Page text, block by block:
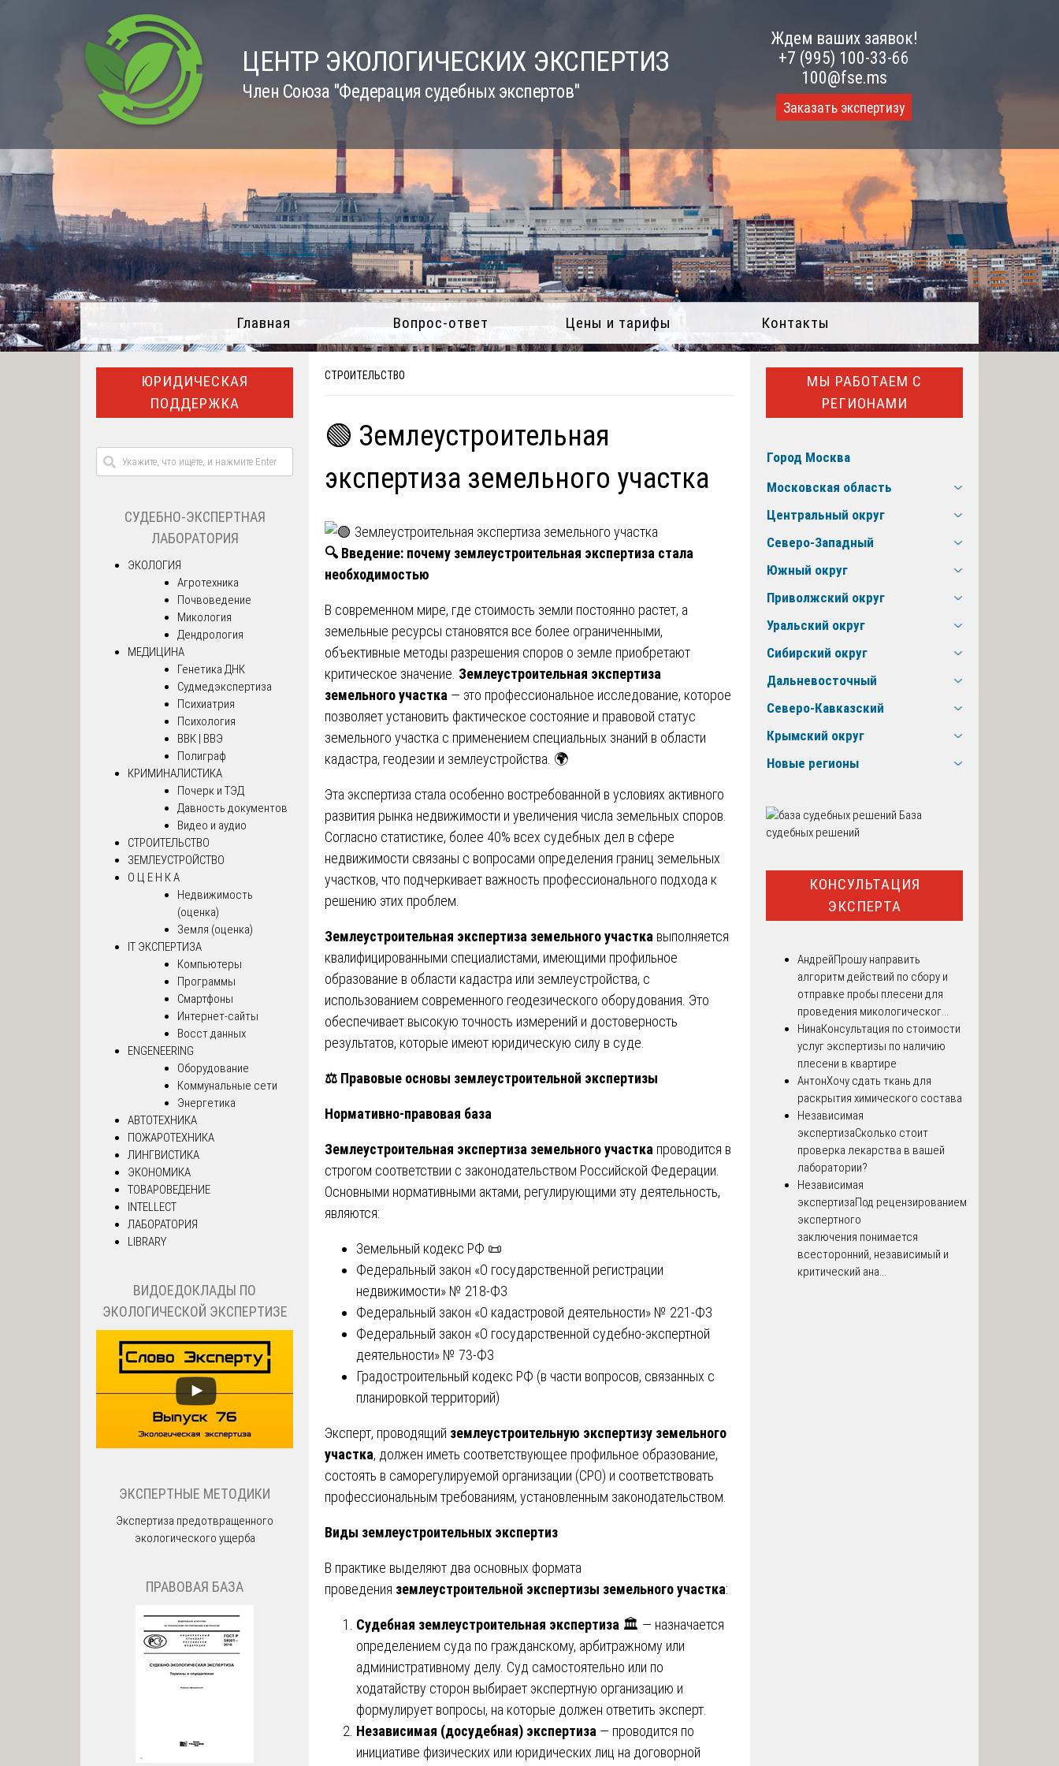
ЦЕНТР ЭКОЛОГИЧЕСКИХ ЭКСПЕРТИЗ
Член Союза "Федерация судебных экспертов"
Ждем ваших заявок!
+7 (995) 100-33-66
100@fse.ms
Заказать экспертизу
Главная Вопрос-ответ Цены и тарифы Контакты
СТРОИТЕЛЬСТВО
🟢 Землеустроительная
экспертиза земельного участка
🔍Введение: почему землеустроительная экспертиза стала
необходимостью
В современном мире, где стоимость земли постоянно растет, а
земельные ресурсы становятся все более ограниченными,
объективные методы разрешения споров о земле приобретают
критическое значение. Землеустроительная экспертиза
земельного участка — это профессиональное исследование, которое
позволяет установить фактическое состояние и правовой статус
земельного участка с применением специальных знаний в области
кадастра, геодезии и землеустройства. 🌍
Эта экспертиза стала особенно востребованной в условиях активного
развития рынка недвижимости и увеличения числа земельных споров.
Согласно статистике, более 40% всех судебных дел в сфере
недвижимости связаны с вопросами определения границ земельных
участков, что подчеркивает важность профессионального подхода к
решению этих проблем.
Землеустроительная экспертиза земельного участка выполняется
квалифицированными специалистами, имеющими профильное
образование в области кадастра или землеустройства, с
использованием современного геодезического оборудования. Это
обеспечивает высокую точность измерений и достоверность
результатов, которые имеют юридическую силу в суде.
⚖️ Правовые основы землеустроительной экспертизы
Нормативно-правовая база
Землеустроительная экспертиза земельного участка проводится в
строгом соответствии с законодательством Российской Федерации.
Основными нормативными актами, регулирующими эту деятельность,
являются:
Земельный кодекс РФ 📜
Федеральный закон «О государственной регистрации
недвижимости» № 218-ФЗ
Федеральный закон «О кадастровой деятельности» № 221-ФЗ
Федеральный закон «О государственной судебно-экспертной
деятельности» № 73-ФЗ
Градостроительный кодекс РФ (в части вопросов, связанных с
планировкой территорий)
Эксперт, проводящий землеустроительную экспертизу земельного
участка, должен иметь соответствующее профильное образование,
состоять в саморегулируемой организации (СРО) и соответствовать
профессиональным требованиям, установленным законодательством.
Виды землеустроительных экспертиз
В практике выделяют два основных формата
проведения землеустроительной экспертизы земельного участка:
Судебная землеустроительная экспертиза 🏛️ — назначается
определением суда по гражданскому, арбитражному или
административному делу. Суд самостоятельно или по
ходатайству сторон выбирает экспертную организацию и
формулирует вопросы, на которые должен ответить эксперт.
Независимая (досудебная) экспертиза — проводится по
инициативе физических или юридических лиц на договорной
ЮРИДИЧЕСКАЯ
ПОДДЕРЖКА
СУДЕБНО-ЭКСПЕРТНАЯ
ЛАБОРАТОРИЯ
ЭКОЛОГИЯ
Агротехника
Почвоведение
Микология
Дендрология
МЕДИЦИНА
Генетика ДНК
Судмедэкспертиза
Психиатрия
Психология
ВВК | ВВЭ
Полиграф
КРИМИНАЛИСТИКА
Почерк и ТЭД
Давность документов
Видео и аудио
СТРОИТЕЛЬСТВО
ЗЕМЛЕУСТРОЙСТВО
О Ц Е Н К А
Недвижимость
(оценка)
Земля (оценка)
IT ЭКСПЕРТИЗА
Компьютеры
Программы
Смартфоны
Интернет-сайты
Восст.данных
ENGENEERING
Оборудование
Коммунальные сети
Энергетика
АВТОТЕХНИКА
ПОЖАРОТЕХНИКА
ЛИНГВИСТИКА
ЭКОНОМИКА
ТОВАРОВЕДЕНИЕ
INTELLECT
ЛАБОРАТОРИЯ
LIBRARY
ВИДОЕДОКЛАДЫ ПО
ЭКОЛОГИЧЕСКОЙ ЭКСПЕРТИЗЕ
ЭКСПЕРТНЫЕ МЕТОДИКИ
Экспертиза предотвращенного
экологического ущерба
ПРАВОВАЯ БАЗА
МЫ РАБОТАЕМ С
РЕГИОНАМИ
Город Москва
Московская область
Центральный округ
Северо-Западный
Южный округ
Приволжский округ
Уральский округ
Сибирский округ
Дальневосточный
Северо-Кавказский
Крымский округ
Новые регионы
База
судебных решений
КОНСУЛЬТАЦИЯ
ЭКСПЕРТА
АндрейПрошу направить
алгоритм действий по сбору и
отправке пробы плесени для
проведения микологическог...
НинаКонсультация по стоимости
услуг экспертизы по наличию
плесени в квартире
АнтонХочу сдать ткань для
раскрытия химического состава
Независимая
экспертизаСколько стоит
проверка лекарства в вашей
лаборатории?
Независимая
экспертизаПод рецензированием
экспертного
заключения понимается
всесторонний, независимый и
критический ана...